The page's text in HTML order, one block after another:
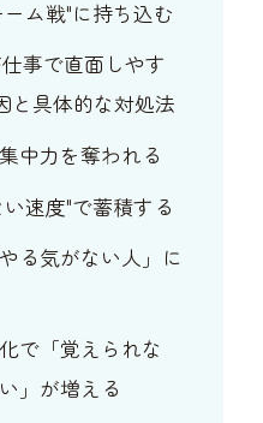
ム戦"に持ち込む
事で直面しやす
具体的な対処法
中力を奪われる
速度"で蓄積する
る気がない人」に
で「覚えられな
」が増える